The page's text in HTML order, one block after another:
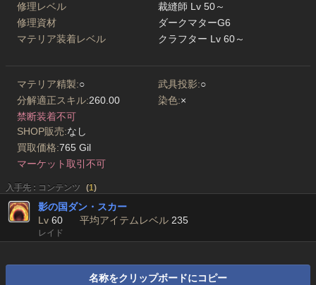
修理レベル
裁縫師 Lv 50～
修理資材
ダークマターG6
マテリア装着レベル
クラフター Lv 60～
マテリア精製:○ 武具投影:○
分解適正スキル:260.00 染色:×
禁断装着不可
SHOP販売:なし
買取価格:765 Gil
マーケット取引不可
入手先 : コンテンツ (1)
影の国ダン・スカー
Lv 60 平均アイテムレベル 235
レイド
名称をクリップボードにコピー